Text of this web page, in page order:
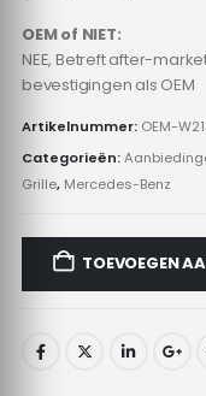
OEM of NIET:
NEE, Betreft after-
bevestigingen als OEM
Artikelnummer: OEM-
Categorieën:
Grille, Mercedes-Benz
TOEVOEGEN